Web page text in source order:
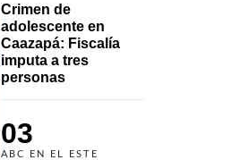
Crimen de
adolescente en
Caazapá: Fiscalía
imputa a tres
personas
03
ABC EN EL ESTE